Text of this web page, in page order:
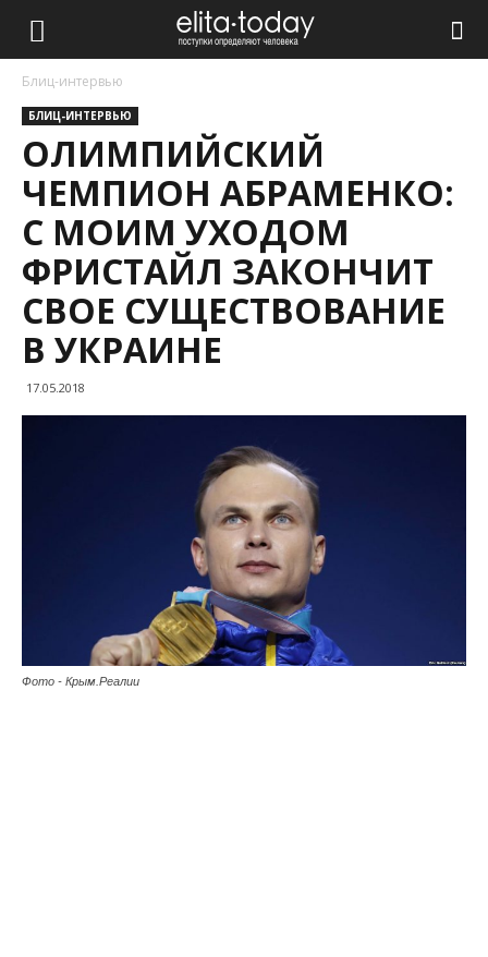
Блиц-интервью
БЛИЦ-ИНТЕРВЬЮ
ОЛИМПИЙСКИЙ
ЧЕМПИОН АБРАМЕНКО:
С МОИМ УХОДОМ
ФРИСТАЙЛ ЗАКОНЧИТ
СВОЕ СУЩЕСТВОВАНИЕ
В УКРАИНЕ
17.05.2018
Фото - Крым.Реалии